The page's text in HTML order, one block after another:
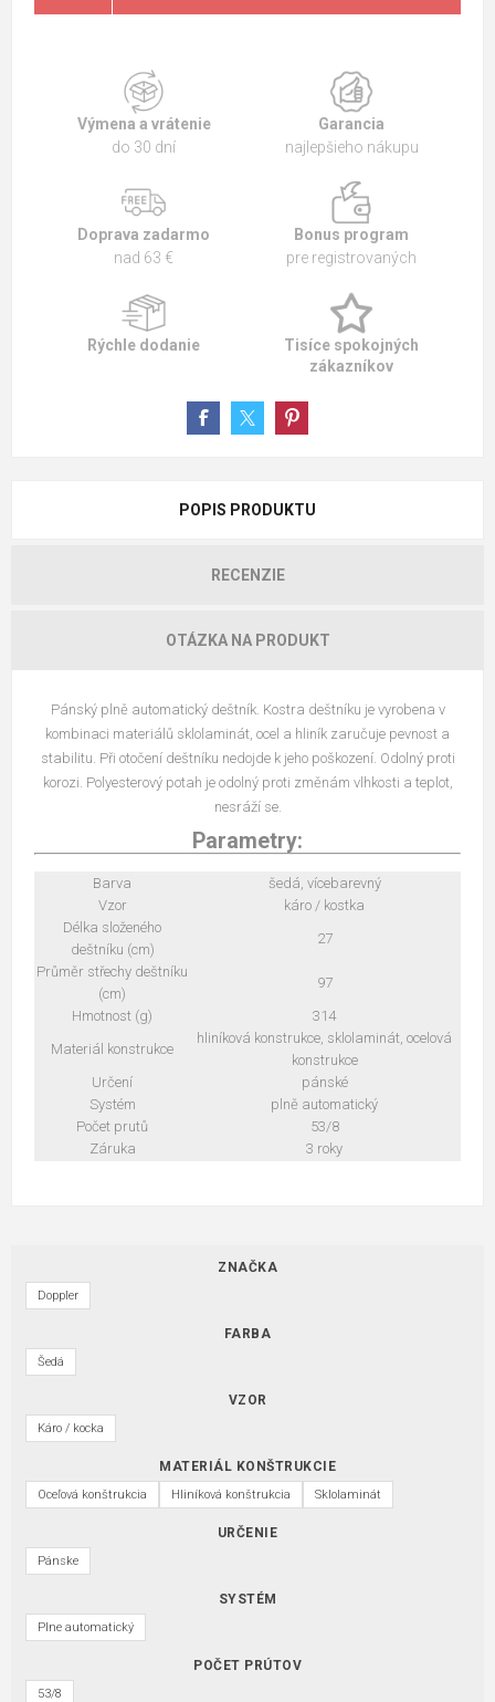
Výmena a vrátenie
do 30 dní
Garancia
najlepšieho nákupu
Doprava zadarmo
nad 63 €
Bonus program
pre registrovaných
Rýchle dodanie
Tisíce spokojných
zákazníkov
POPIS PRODUKTU
RECENZIE
OTÁZKA NA PRODUKT
Pánský plně automatický deštník. Kostra deštníku je vyrobena v
kombinaci materiálů sklolaminát, ocel a hliník zaručuje pevnost a
stabilitu. Při otočení deštníku nedojde k jeho poškození. Odolný proti
korozi. Polyesterový potah je odolný proti změnám vlhkosti a teplot,
nesráží se.
Parametry:
Barva
šedá, vícebarevný
Vzor
káro / kostka
Délka složeného
deštníku (cm)
27
Průměr střechy deštníku
(cm)
97
Hmotnost (g)
314
Materiál konstrukce
hliníková konstrukce, sklolaminát, ocelová
konstrukce
Určení
pánské
Systém
plně automatický
Počet prutů
53/8
Záruka
3 roky
ZNAČKA
Doppler
FARBA
Šedá
VZOR
Káro / kocka
MATERIÁL KONŠTRUKCIE
Oceľová konštrukcia Hliníková konštrukcia Sklolaminát
URČENIE
Pánske
SYSTÉM
Plne automatický
POČET PRÚTOV
53/8